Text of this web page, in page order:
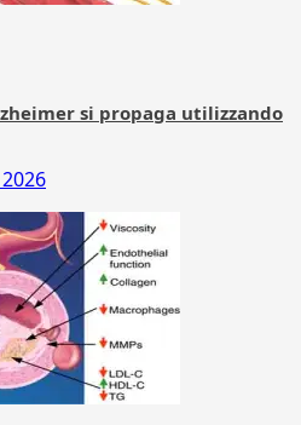
si propaga utilizzando